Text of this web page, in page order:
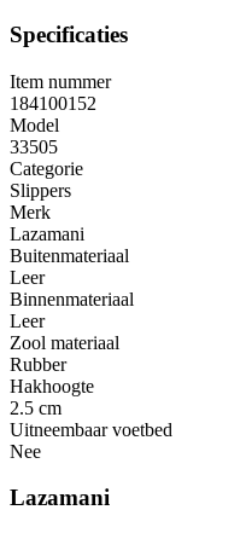
Specificaties
Item nummer
184100152
Model
33505
Categorie
Slippers
Merk
Lazamani
Buitenmateriaal
Leer
Binnenmateriaal
Leer
Zool materiaal
Rubber
Hakhoogte
2.5 cm
Uitneembaar voetbed
Nee
Lazamani